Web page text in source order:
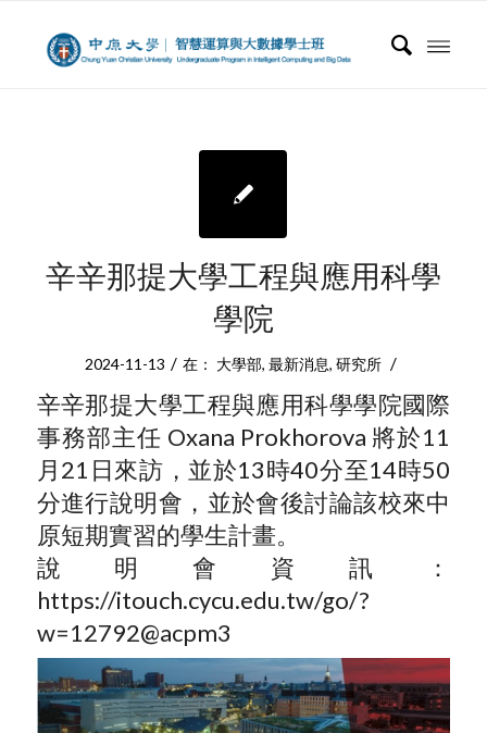
辛辛那提大學工程與應用科學
學院
2024-11-13 / 在： 大學部, 最新消息, 研究所 /
辛辛那提大學工程與應用科學學院國際
事務部主任 Oxana Prokhorova 將於11
月21日來訪，並於13時40分至14時50
分進行說明會，並於會後討論該校來中
原短期實習的學生計畫。
說明會資訊：
https://itouch.cycu.edu.tw/go/?
w=12792@acpm3